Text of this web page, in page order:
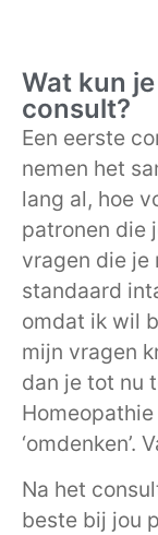
Wat kun
consult?
Een eerste
nemen het
lang al, hoe
patronen die
vragen die je
standaard
omdat ik wil
mijn vragen
dan je tot nu
‘omdenken’.
Na het
beste bij jou